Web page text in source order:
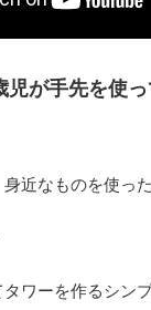
児が手先を使
近なものを使っ
ワーを作るシン